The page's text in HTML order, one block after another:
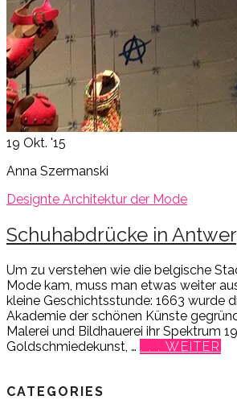
19 Okt. '15
Anna Szermanski
Designte Architektur der Mode
Schuhabdrücke in
Um zu verstehen wie die belgische
Mode kam, muss man etwas weiter
kleine Geschichtsstunde: 1663 wurde
Akademie der schönen Künste
Malerei und Bildhauerei ihr Spektrum
Goldschmiedekunst, … . . . WEITER
CATEGORIES